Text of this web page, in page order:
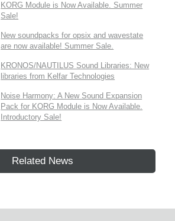
KORG Module is Now Available. Summer
Sale!
New soundpacks for opsix and wavestate
are now available! Summer Sale.
KRONOS/NAUTILUS Sound Libraries: New
libraries from Kelfar Technologies
Noise Harmony: A New Sound Expansion
Pack for KORG Module is Now Available.
Introductory Sale!
Related News